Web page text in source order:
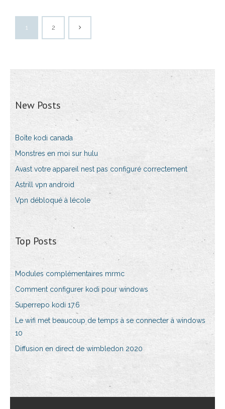
1 2
New Posts
Boîte kodi canada
Monstres en moi sur hulu
Avast votre appareil nest pas configuré correctement
Astrill vpn android
Vpn débloqué à lécole
Top Posts
Modules complémentaires mrmc
Comment configurer kodi pour windows
Superrepo kodi 17.6
Le wifi met beaucoup de temps à se connecter à windows
10
Diffusion en direct de wimbledon 2020